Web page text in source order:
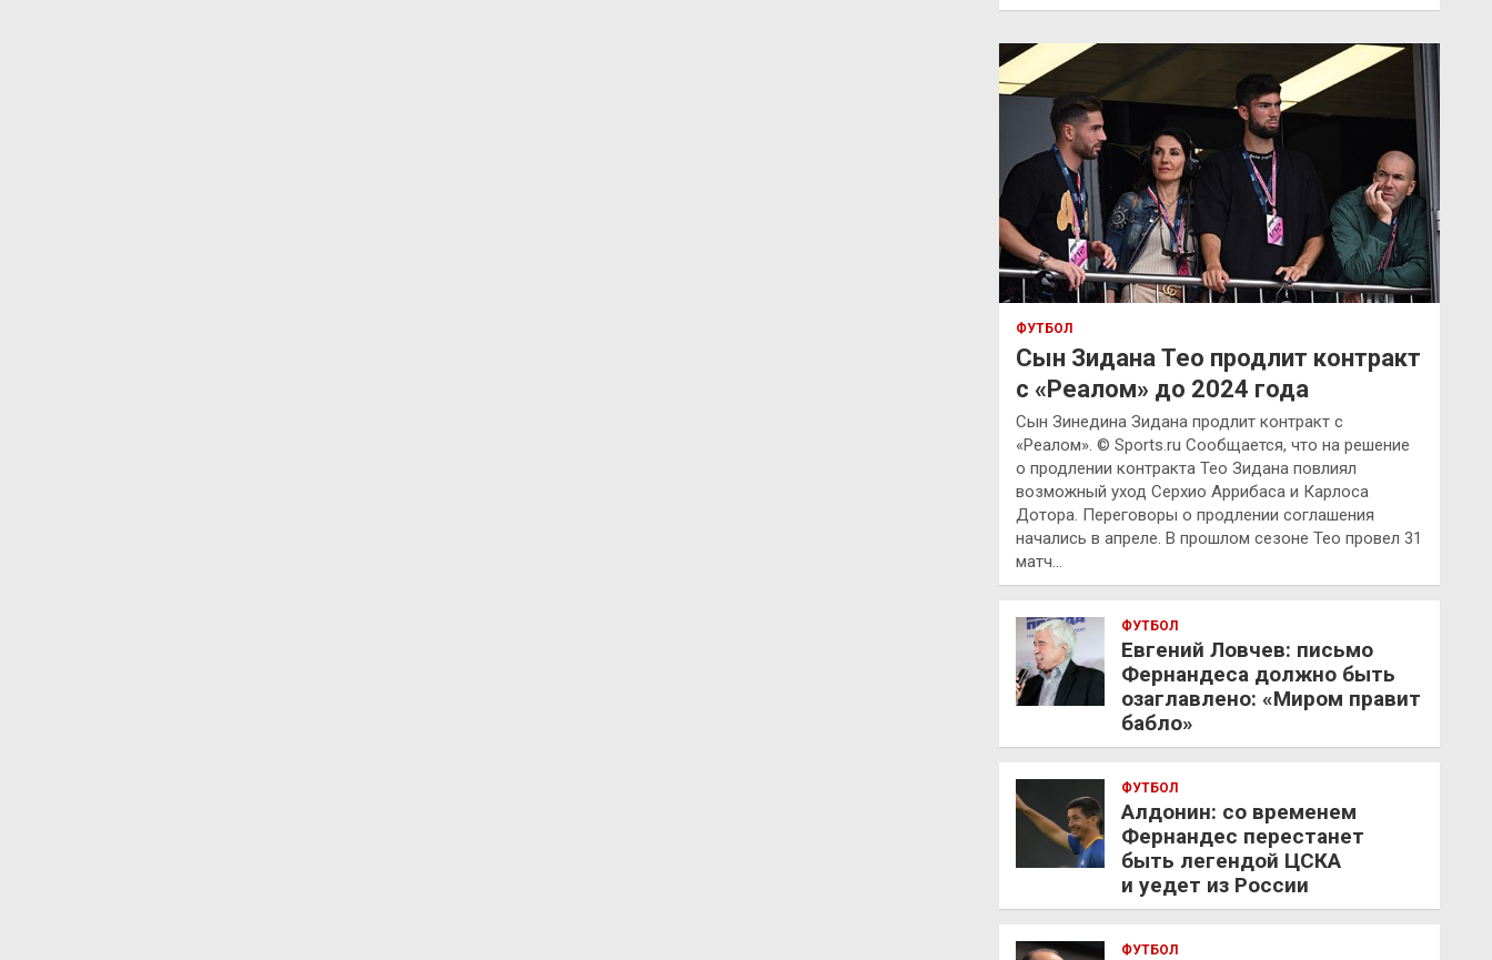
ФУТБОЛ
Сын Зидана Тео продлит контракт
с «Реалом» до 2024 года
Сын Зинедина Зидана продлит контракт с
«Реалом». © Sports.ru Сообщается, что на решение
о продлении контракта Тео Зидана повлиял
возможный уход Серхио Аррибаса и Карлоса
Дотора. Переговоры о продлении соглашения
начались в апреле. В прошлом сезоне Тео провел 31
матч…
ФУТБОЛ
Евгений Ловчев: письмо
Фернандеса должно быть
озаглавлено: «Миром правит
бабло»
ФУТБОЛ
Алдонин: со временем
Фернандес перестанет
быть легендой ЦСКА
и уедет из России
ФУТБОЛ